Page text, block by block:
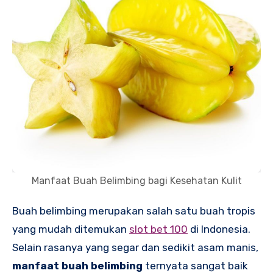
Manfaat Buah Belimbing bagi Kesehatan Kulit
Buah belimbing merupakan salah satu buah tropis
yang mudah ditemukan slot bet 100 di Indonesia.
Selain rasanya yang segar dan sedikit asam manis,
manfaat buah belimbing ternyata sangat baik